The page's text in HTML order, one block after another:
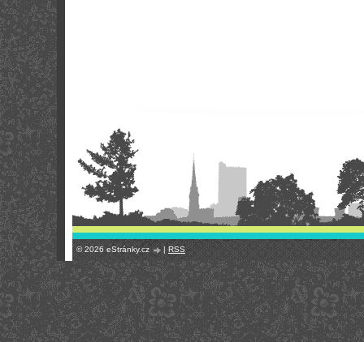
© 2026 eStránky.cz |RSS